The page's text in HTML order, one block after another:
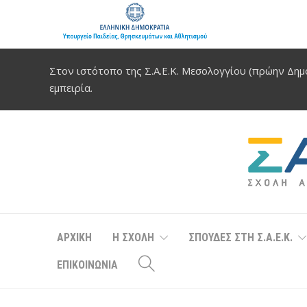
Στον ιστότοπο της Σ.Α.Ε.Κ. Μεσολογγίου (πρώην
εμπειρία.
ΑΡΧΙΚΗ Η ΣΧΟΛΗ ΣΠΟΥΔΕΣ ΣΤΗ Σ.Α.Ε.Κ.
ΕΠΙΚΟΙΝΩΝΙΑ